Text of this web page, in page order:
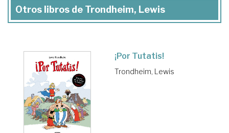
Otros libros de Trondheim, Lewis
¡Por Tutatis!
Trondheim, Lewis